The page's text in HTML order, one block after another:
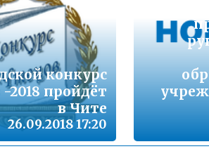
для сообщения
в социально опасной
линии по вопросам
государственной итоговой
программам основного
и среднего общего
конкурс
2018 пройдёт
в Чите
26.09.2018 17:20